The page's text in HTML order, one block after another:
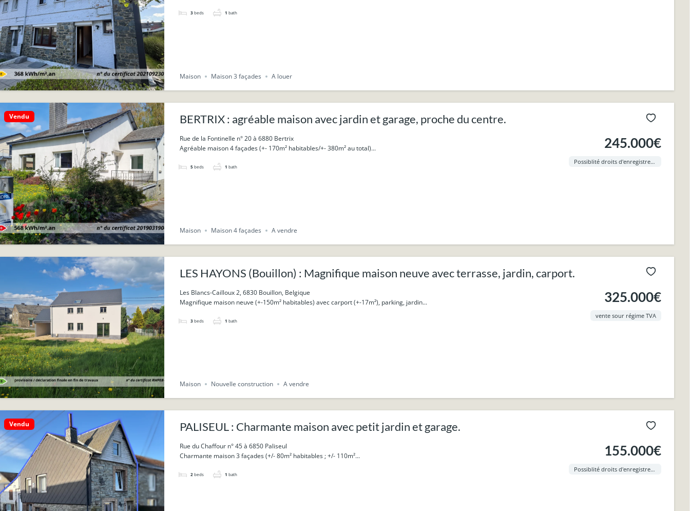
3 beds 1 bath
Maison Maison 3 façades A louer
Vendu BERTRIX : agréable maison avec jardin et garage, proche du centre.
Rue de la Fontinelle n° 20 à 6880 Bertrix
Agréable maison 4 façades (+- 170m² habitables/+- 380m² au total)...
5 beds 1 bath
245.000€
Possiblité droits d'enregistrement à 3% !
Maison Maison 4 façades A vendre
LES HAYONS (Bouillon) : Magnifique maison neuve avec terrasse, jardin, carport.
Les Blancs-Cailloux 2, 6830 Bouillon, Belgique
Magnifique maison neuve (+-150m² habitables) avec carport (+-17m²), parking, jardin...
3 beds 1 bath
325.000€
vente sour régime TVA
Maison Nouvelle construction A vendre
Vendu PALISEUL : Charmante maison avec petit jardin et garage.
Rue du Chaffour n° 45 à 6850 Paliseul
Charmante maison 3 façades (+/- 80m² habitables ; +/- 110m²...
2 beds 1 bath
155.000€
Possiblité droits d'enregistrement à 3% !